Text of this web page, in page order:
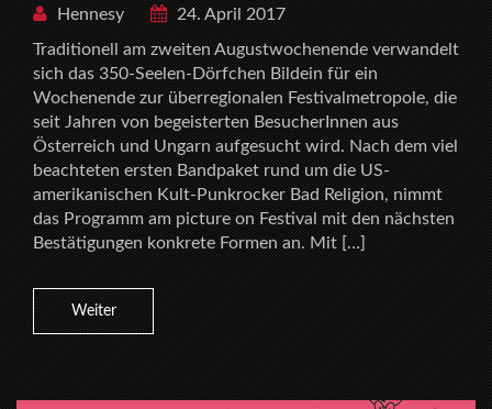
Hennesy
24. April 2017
Traditionell am zweiten Augustwochenende verwandelt
sich das 350-Seelen-Dörfchen Bildein für ein
Wochenende zur überregionalen Festivalmetropole, die
seit Jahren von begeisterten BesucherInnen aus
Österreich und Ungarn aufgesucht wird. Nach dem viel
beachteten ersten Bandpaket rund um die US-
amerikanischen Kult-Punkrocker Bad Religion, nimmt
das Programm am picture on Festival mit den nächsten
Bestätigungen konkrete Formen an. Mit […]
Weiter